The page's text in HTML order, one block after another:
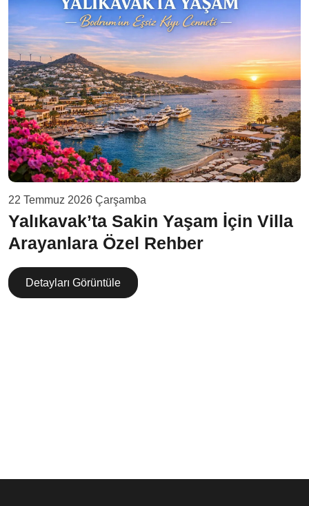
22 Temmuz 2026 Çarşamba
Yalıkavak’ta Sakin Yaşam İçin Villa
Arayanlara Özel Rehber
Detayları Görüntüle